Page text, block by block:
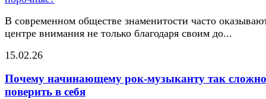
В современном обществе знаменитости часто
центре внимания не только благодаря своим до...
15.02.26
Почему начинающему рок-музыканту так сложно
поверить в себя